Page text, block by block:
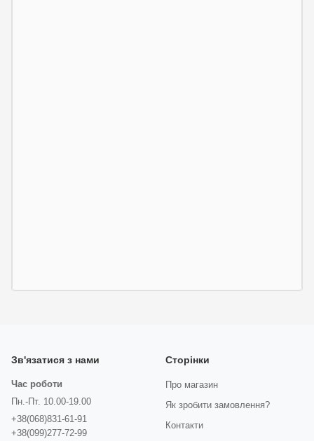
Зв'язатися з нами
Час роботи
Пн.-Пт. 10.00-19.00
+38(068)831-61-91
+38(099)277-72-99
Сторінки
Про магазин
Як зробити замовлення?
Контакти